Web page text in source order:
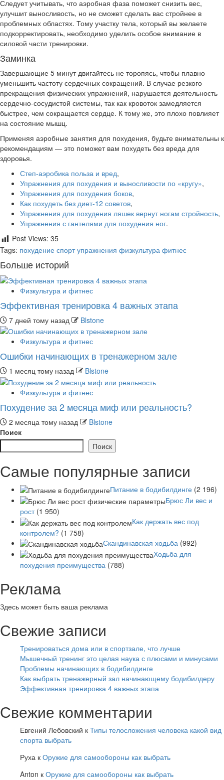
Следует учитывать, что аэробная фаза поможет снизить вес,
улучшит выносливость, но не сможет сделать вас стройнее в
проблемных областях. Тому участку тела, который вы желаете
подкорректировать, необходимо уделить особое внимание в
силовой части тренировки.
Заминка
Завершающие 5 минут двигайтесь не торопясь, чтобы плавно
уменьшить частоту сердечных сокращений. В случае резкого
прекращения физических упражнений, нарушается деятельность
сердечно-сосудистой системы, так как кровоток замедляется
быстрее, чем сокращается сердце. К тому же, это плохо повлияет
на состояние мышц.
Применяя аэробные занятия для похудения, будьте внимательны к
рекомендациям — это поможет вам похудеть без вреда для
здоровья.
Степ-аэробика польза и вред,
Упражнения для похудения и выносливости по «кругу»,
Упражнения для похудения боков,
Как похудеть без диет-12 советов,
Упражнения для похудения ляшек вернут ногам стройность,
Упражнения с гантелями для похудения ног.
Post Views: 35
Tags: похудение спорт упражнения физкультура фитнес
Больше историй
Физкультура и фитнес
Эффективная тренировка 4 важных этапа
7 дней тому назад Blstone
Физкультура и фитнес
Ошибки начинающих в тренажерном зале
1 месяц тому назад Blstone
Физкультура и фитнес
Похудение за 2 месяца миф или реальность?
2 месяца тому назад
Blstone
Поиск
Поиск
Самые популярные записи
Питание в бодибилдинге (2 196)
Брюс Ли вес и
рост (1 950)
Как держать вес под
контролем? (1 758)
Скандинавская ходьба (992)
Ходьба для
похудения преимущества (788)
Реклама
Здесь может быть ваша реклама
Свежие записи
Тренироваться дома или в спортзале, что лучше
Мышечный тренинг это целая наука с плюсами и минусами
Проблемы начинающих в бодибилдинге
Как выбрать тренажерный зал начинающему бодибилдеру
Эффективная тренировка 4 важных этапа
Свежие комментарии
Евгений Лебовский к Типы телосложения человека какой вид
спорта выбрать
Руха к Оружие для самообороны как выбрать
Anton к Оружие для самообороны как выбрать